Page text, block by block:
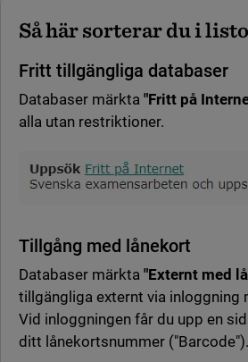
Så här sorterar du i
Fritt tillgängliga databaser
Databaser märkta "Fritt på
alla utan restriktioner.
Tillgång med lånekort
Databaser märkta "Externt med
tillgängliga externt via inloggning
Vid inloggningen får du upp en
ditt lånekortsnummer ("Barcode").